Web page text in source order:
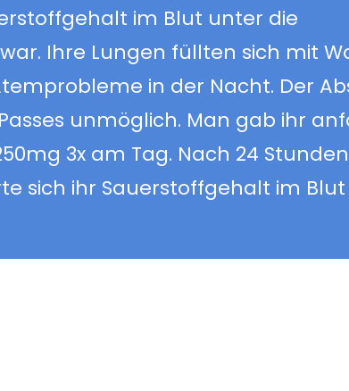
im Blut unter die
Ihre Lungen füllten sich mit
in der Nacht. Der
unmöglich. Man gab ihr
3x am Tag. Nach 24
sich ihr Sauerstoffgehalt im Blut